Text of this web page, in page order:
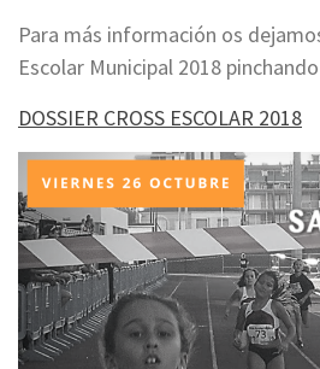
Para más información os
Escolar Municipal 2018
DOSSIER CROSS ESCOLAR 2018